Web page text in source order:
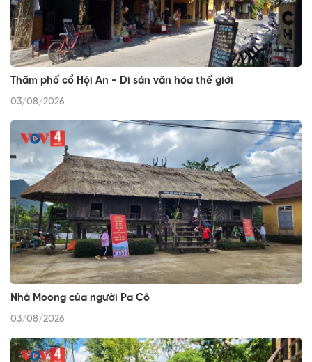
Thăm phố cổ Hội An - Di sản văn hóa thế giới
03/08/2026
Nhà Moong của người Pa Cô
03/08/2026